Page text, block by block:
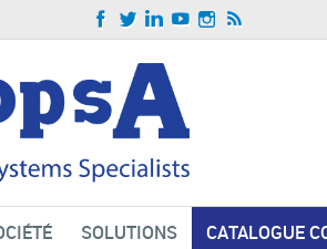
SOLUTIONS CATALOGUE